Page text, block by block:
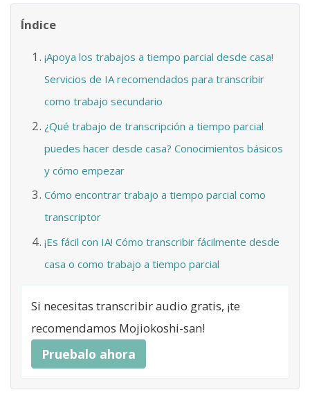
Índice
¡Apoya los trabajos a tiempo parcial desde casa!
Servicios de IA recomendados para transcribir
como trabajo secundario
¿Qué trabajo de transcripción a tiempo parcial
puedes hacer desde casa? Conocimientos básicos
y cómo empezar
Cómo encontrar trabajo a tiempo parcial como
transcriptor
¡Es fácil con IA! Cómo transcribir fácilmente desde
casa o como trabajo a tiempo parcial
Si necesitas transcribir audio gratis, ¡te
recomendamos Mojiokoshi-san!
Pruebalo ahora